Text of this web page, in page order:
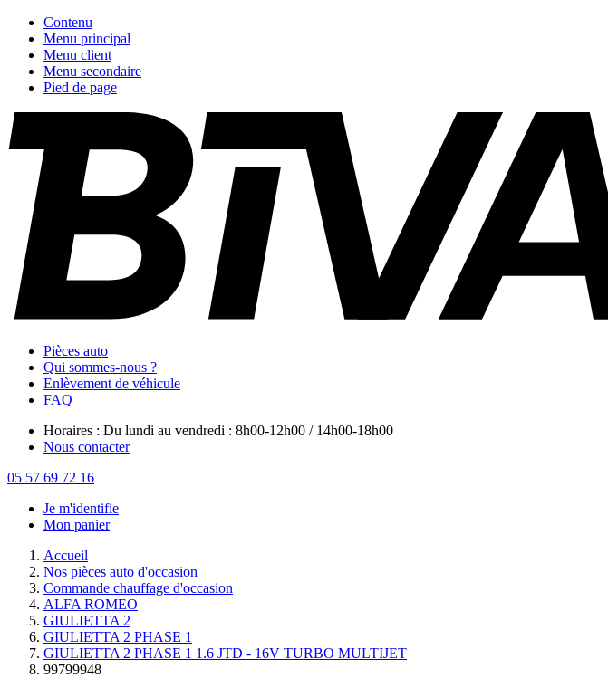
Contenu
Menu principal
Menu client
Menu secondaire
Pied de page
Pièces auto
Qui sommes-nous ?
Enlèvement de véhicule
FAQ
Horaires : Du lundi au vendredi : 8h00-12h00 / 14h00-18h00
Nous contacter
05 57 69 72 16
Je m'identifie
Mon panier
Accueil
Nos pièces auto d'occasion
Commande chauffage d'occasion
ALFA ROMEO
GIULIETTA 2
GIULIETTA 2 PHASE 1
GIULIETTA 2 PHASE 1 1.6 JTD - 16V TURBO MULTIJET
99799948